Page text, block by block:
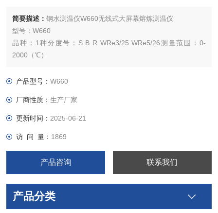
简要描述：钢水测温仪W660无线式大屏幕熔炼测温仪
型号：W660
品种：1种分度号：S B R WRe3/25 WRe5/26测量范围：0-
2000（℃）
产品型号：W660
厂商性质：生产厂家
更新时间： 2025-06-21
访 问 量： 1869
产品咨询 联系我们
产品分类